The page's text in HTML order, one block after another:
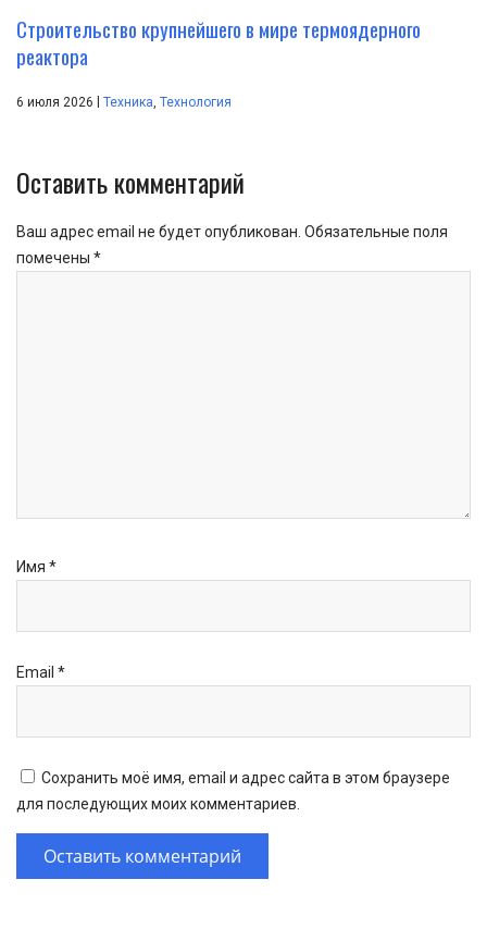
Строительство крупнейшего в мире термоядерного
реактора
6 июля 2026 Техника, Технология
Оставить комментарий
Ваш адрес email не будет опубликован. Обязательные поля
помечены *
Имя *
Email *
Сохранить моё имя, email и адрес сайта в этом браузере
для последующих моих комментариев.